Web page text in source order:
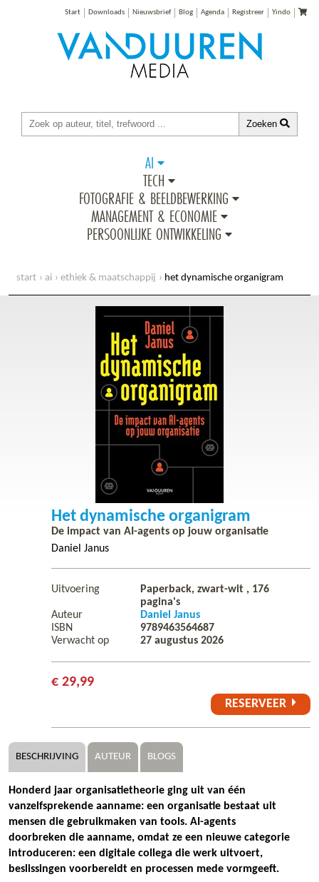
Start Downloads Nieuwsbrief Blog Agenda Registreer Yindo
Zoeken
AI
TECH
FOTOGRAFIE & BEELDBEWERKING
MANAGEMENT & ECONOMIE
PERSOONLIJKE ONTWIKKELING
start ai ethiek & maatschappij het dynamische organigram
Het dynamische organigram
De impact van AI-agents op jouw organisatie
Daniel Janus
Uitvoering Paperback, zwart-wit , 176
pagina's
Auteur
Daniel Janus
ISBN
9789463564687
Verwacht op
27 augustus 2026
€ 29,99
RESERVEER
BESCHRIJVING AUTEUR BLOGS
Honderd jaar organisatietheorie ging uit van één
vanzelfsprekende aanname: een organisatie bestaat uit
mensen die gebruikmaken van tools. AI-agents
doorbreken die aanname, omdat ze een nieuwe categorie
introduceren: een digitale collega die werk uitvoert,
beslissingen voorbereidt en processen mede vormgeeft.